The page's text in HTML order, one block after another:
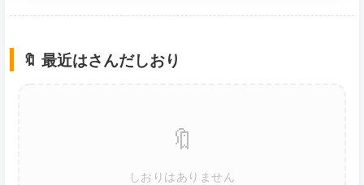
🔖 最近はさんだしおり
🔖
しおりはありません